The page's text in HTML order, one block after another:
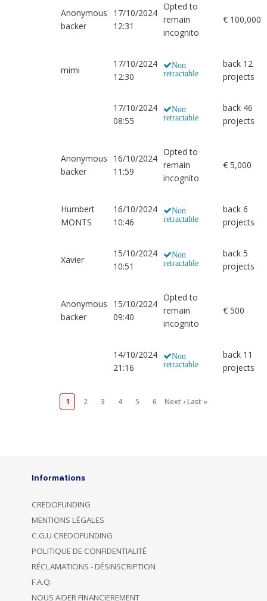
Anonymous
backer
17/10/2024
12:31
Opted to
remain
incognito
€ 100,000
mimi
17/10/2024
12:30
Non
retractable
back 12
projects
17/10/2024
08:55
Non
retractable
back 46
projects
Anonymous
backer
16/10/2024
11:59
Opted to
remain
incognito
€ 5,000
Humbert
MONTS
16/10/2024
10:46
Non
retractable
back 6
projects
Xavier
15/10/2024
10:51
Non
retractable
back 5
projects
Anonymous
backer
15/10/2024
09:40
Opted to
remain
incognito
€ 500
14/10/2024
21:16
Non
retractable
back 11
projects
1 2 3 4 5 6 Next ›Last »
Informations
CREDOFUNDING
MENTIONS LÉGALES
C.G.U CREDOFUNDING
POLITIQUE DE CONFIDENTIALITÉ
RÉCLAMATIONS - DÉSINSCRIPTION
F.A.Q.
NOUS AIDER FINANCIEREMENT